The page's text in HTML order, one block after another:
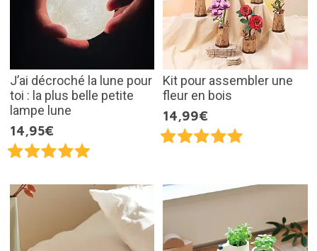
J’ai décroché la lune pour
toi : la plus belle petite
lampe lune
14,95€
Kit pour assembler une
fleur en bois
14,99€